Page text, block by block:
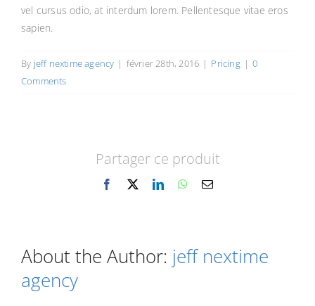
vel cursus odio, at interdum lorem. Pellentesque vitae eros
sapien.
By jeff nextime agency | février 28th, 2016 | Pricing | 0
Comments
Partager ce produit
Facebook
X LinkedInWhatsApp
Email
About the Author: jeff nextime
agency